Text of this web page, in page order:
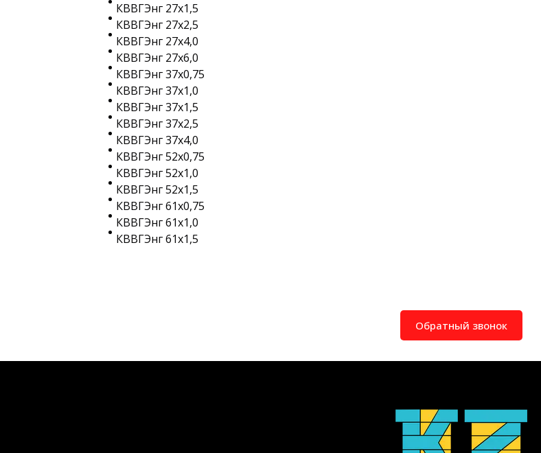
КВВГЭнг 27х1,5
КВВГЭнг 27х2,5
КВВГЭнг 27х4,0
КВВГЭнг 27х6,0
КВВГЭнг 37х0,75
КВВГЭнг 37х1,0
КВВГЭнг 37х1,5
КВВГЭнг 37х2,5
КВВГЭнг 37х4,0
КВВГЭнг 52х0,75
КВВГЭнг 52х1,0
КВВГЭнг 52х1,5
КВВГЭнг 61х0,75
КВВГЭнг 61х1,0
КВВГЭнг 61х1,5
Обратный звонок